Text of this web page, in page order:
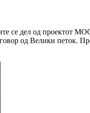
се дел од проектот
од Велики петок.